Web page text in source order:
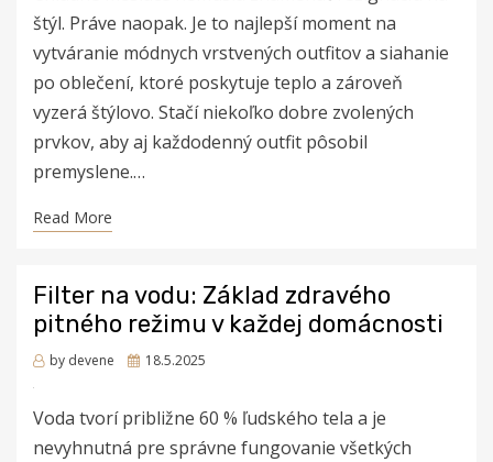
štýl. Práve naopak. Je to najlepší moment na
vytváranie módnych vrstvených outfitov a siahanie
po oblečení, ktoré poskytuje teplo a zároveň
vyzerá štýlovo. Stačí niekoľko dobre zvolených
prvkov, aby aj každodenný outfit pôsobil
premyslene.…
Read More
Filter na vodu: Základ zdravého
pitného režimu v každej domácnosti
by devene
Posted
18.5.2025
Voda tvorí približne 60 % ľudského tela a je
nevyhnutná pre správne fungovanie všetkých